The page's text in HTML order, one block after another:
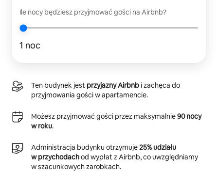
Ile nocy będziesz przyjmować gości na Airbnb?
1 noc
Ten budynek jest przyjazny Airbnb i zachęca do
przyjmowania gości w apartamencie.
Możesz przyjmować gości przez maksymalnie90 nocy
w roku.
Administracja budynku otrzymuje25% udziału
w przychodachod wypłat z Airbnb, co uwzględniamy
w szacunkowych zarobkach.